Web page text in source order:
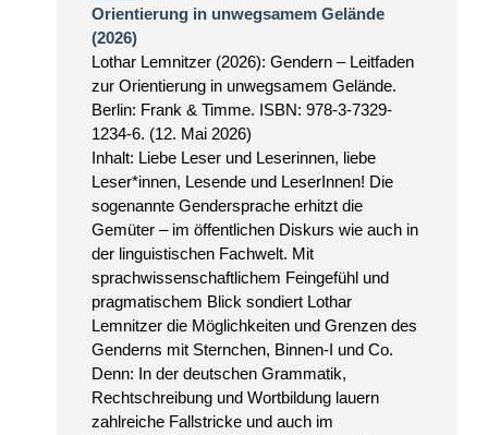
Orientierung in unwegsamem Gelände
(2026)
Lothar Lemnitzer (2026): Gendern – Leitfaden
zur Orientierung in unwegsamem Gelände.
Berlin: Frank & Timme. ISBN: 978-3-7329-
1234-6. (12. Mai 2026)
Inhalt: Liebe Leser und Leserinnen, liebe
Leser*innen, Lesende und LeserInnen! Die
sogenannte Gendersprache erhitzt die
Gemüter – im öffentlichen Diskurs wie auch in
der linguistischen Fachwelt. Mit
sprachwissenschaftlichem Feingefühl und
pragmatischem Blick sondiert Lothar
Lemnitzer die Möglichkeiten und Grenzen des
Genderns mit Sternchen, Binnen-I und Co.
Denn: In der deutschen Grammatik,
Rechtschreibung und Wortbildung lauern
zahlreiche Fallstricke und auch im